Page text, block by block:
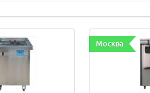
Москва